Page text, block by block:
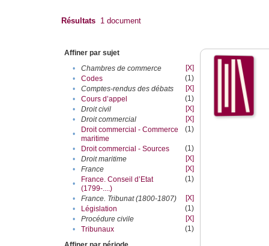
Résultats 1 document
Affiner par sujet
•
Chambres de commerce
[X]
•
Codes
(1)
•
Comptes-rendus des débats
[X]
•
Cours d’appel
(1)
•
Droit civil
[X]
•
Droit commercial
[X]
•
Droit commercial - Commerce
maritime
(1)
• Droit commercial - Sources
(1)
•
Droit maritime
[X]
•
France
[X]
•
France. Conseil d’Etat
(1799-....)
(1)
• France. Tribunat (1800-1807)
[X]
•
Législation
(1)
•
Procédure civile
[X]
•
Tribunaux
(1)